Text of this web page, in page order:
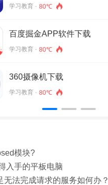
学习教育 · 80℃
百度掘金APP软件下载
学习教育 · 80℃
360摄像机下载
学习教育 · 80℃
模块?
入手的平板电脑
无法完成请求的服务如何办？